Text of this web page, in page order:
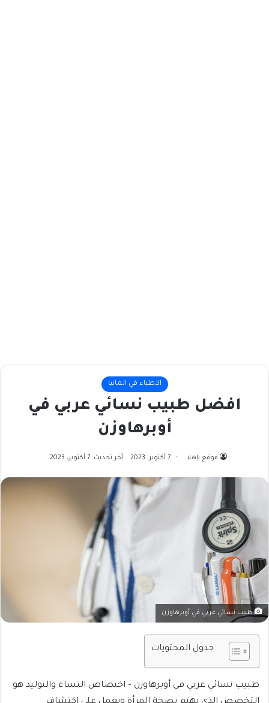
الاطباء في المانيا
افضل طبيب نسائي عربي في
أوبرهاوزن
موقع ياهلا 7 أكتوبر، 2023 آخر تحديث: 7 أكتوبر، 2023
طبيب نسائي عربي في أوبرهاوزن
جدول المحتويات
طبيب نسائي عربي في أوبرهاوزن – اختصاص النساء والتوليد هو